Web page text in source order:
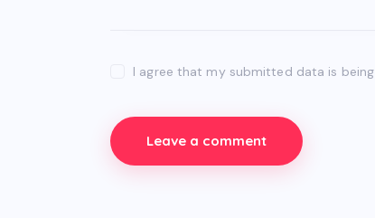
I agree that my submitted data is being